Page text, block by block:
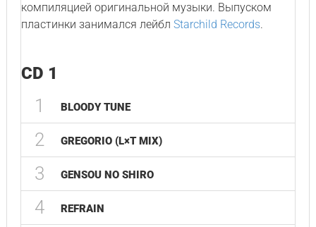
компиляцией оригинальной музыки. Выпуском
пластинки занимался лейбл Starchild Records.
CD 1
1 BLOODY TUNE
2 GREGORIO (L×T MIX)
3 GENSOU NO SHIRO
4 REFRAIN